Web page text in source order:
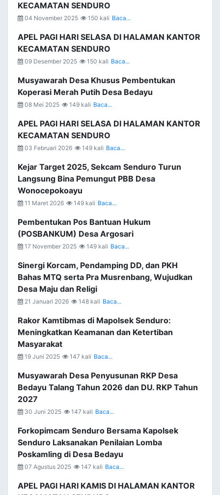
KECAMATAN SENDURO
04 November 2025 150 kali Baca...
APEL PAGI HARI SELASA DI HALAMAN KANTOR
KECAMATAN SENDURO
09 Desember 2025 150 kali Baca...
Musyawarah Desa Khusus Pembentukan
Koperasi Merah Putih Desa Bedayu
08 Mei 2025 149 kali Baca...
APEL PAGI HARI SELASA DI HALAMAN KANTOR
KECAMATAN SENDURO
03 Februari 2026 149 kali Baca...
Kejar Target 2025, Sekcam Senduro Turun
Langsung Bina Pemungut PBB Desa
Wonocepokoayu
11 Maret 2026 149 kali Baca...
Pembentukan Pos Bantuan Hukum
(POSBANKUM) Desa Argosari
17 November 2025 149 kali Baca...
Sinergi Korcam, Pendamping DD, dan PKH
Bahas MTQ serta Pra Musrenbang, Wujudkan
Desa Maju dan Religi
21 Januari 2026 148 kali Baca...
Rakor Kamtibmas di Mapolsek Senduro:
Meningkatkan Keamanan dan Ketertiban
Masyarakat
19 Juni 2025 147 kali Baca...
Musyawarah Desa Penyusunan RKP Desa
Bedayu Talang Tahun 2026 dan DU. RKP Tahun
2027
30 Juni 2025 147 kali Baca...
Forkopimcam Senduro Bersama Kapolsek
Senduro Laksanakan Penilaian Lomba
Poskamling di Desa Bedayu
07 Agustus 2025 147 kali Baca...
APEL PAGI HARI KAMIS DI HALAMAN KANTOR